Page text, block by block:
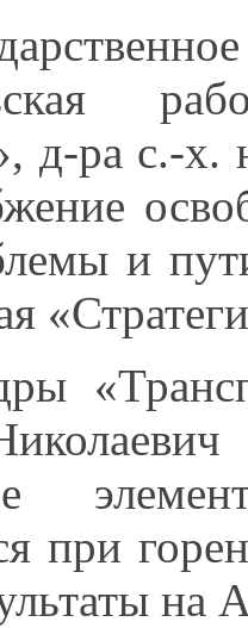
д-ра с.-х.
и
при